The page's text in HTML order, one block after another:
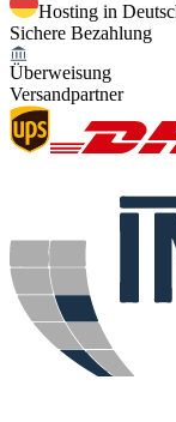
Hosting in
Sichere Bezahlung
Überweisung
Versandpartner